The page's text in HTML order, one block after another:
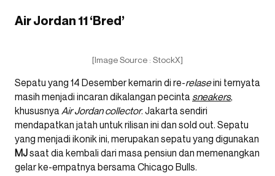
Air Jordan 11 ‘Bred’
[Image Source : StockX]
Sepatu yang 14 Desember kemarin di re-relaseini ternyata
masih menjadi incaran dikalangan pecinta sneakers,
khususnya Air Jordan collector. Jakarta sendiri
mendapatkan jatah untuk rilisan ini dan sold out. Sepatu
yang menjadi ikonik ini, merupakan sepatu yang digunakan
MJsaat dia kembali dari masa pensiun dan memenangkan
gelar ke-empatnya bersama Chicago Bulls.